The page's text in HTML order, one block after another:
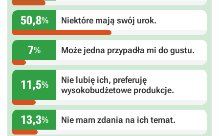
50,8% Niektóre mają swój urok.
7% Może jedna przypadła mi do gustu.
11,5%
Nie lubię ich, preferuję
wysokobudżetowe produkcje.
13,3% Nie mam zdania na ich temat.